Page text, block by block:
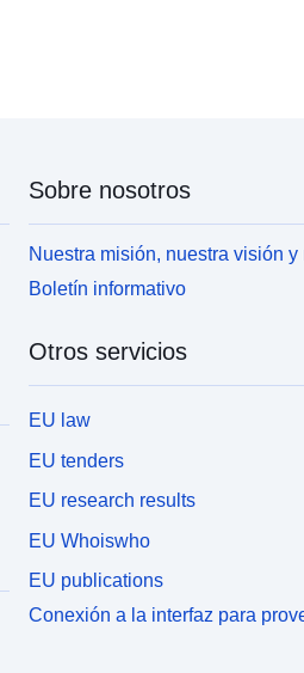
Sobre nosotros
Nuestra misión, nuestra visión
Boletín informativo
Otros servicios
EU law
EU tenders
EU research results
EU Whoiswho
EU publications
Conexión a la interfaz para